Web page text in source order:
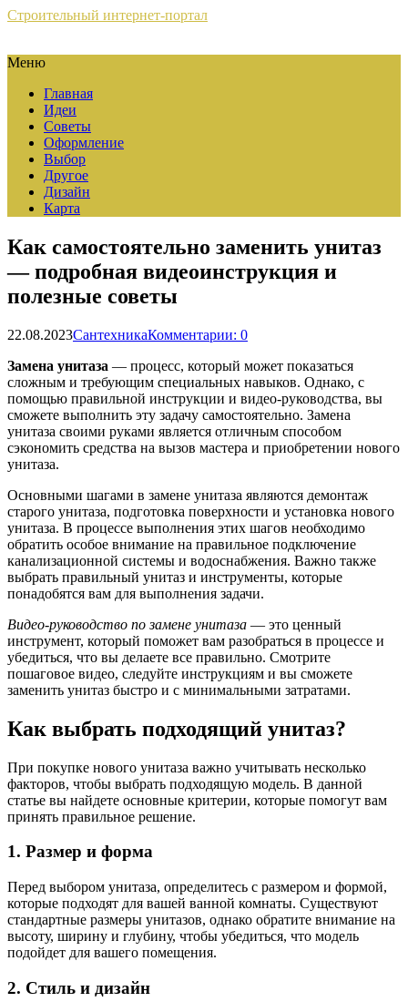
Строительный интернет-портал
Меню
Главная
Идеи
Советы
Оформление
Выбор
Другое
Дизайн
Карта
Как самостоятельно заменить унитаз
— подробная видеоинструкция и
полезные советы
22.08.2023СантехникаКомментарии: 0
Замена унитаза — процесс, который может показаться
сложным и требующим специальных навыков. Однако, с
помощью правильной инструкции и видео-руководства, вы
сможете выполнить эту задачу самостоятельно. Замена
унитаза своими руками является отличным способом
сэкономить средства на вызов мастера и приобретении нового
унитаза.
Основными шагами в замене унитаза являются демонтаж
старого унитаза, подготовка поверхности и установка нового
унитаза. В процессе выполнения этих шагов необходимо
обратить особое внимание на правильное подключение
канализационной системы и водоснабжения. Важно также
выбрать правильный унитаз и инструменты, которые
понадобятся вам для выполнения задачи.
Видео-руководство по замене унитаза — это ценный
инструмент, который поможет вам разобраться в процессе и
убедиться, что вы делаете все правильно. Смотрите
пошаговое видео, следуйте инструкциям и вы сможете
заменить унитаз быстро и с минимальными затратами.
Как выбрать подходящий унитаз?
При покупке нового унитаза важно учитывать несколько
факторов, чтобы выбрать подходящую модель. В данной
статье вы найдете основные критерии, которые помогут вам
принять правильное решение.
1. Размер и форма
Перед выбором унитаза, определитесь с размером и формой,
которые подходят для вашей ванной комнаты. Существуют
стандартные размеры унитазов, однако обратите внимание на
высоту, ширину и глубину, чтобы убедиться, что модель
подойдет для вашего помещения.
2. Стиль и дизайн